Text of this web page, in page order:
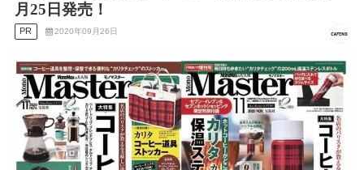
月25日発売！
PR 2020年09月26日